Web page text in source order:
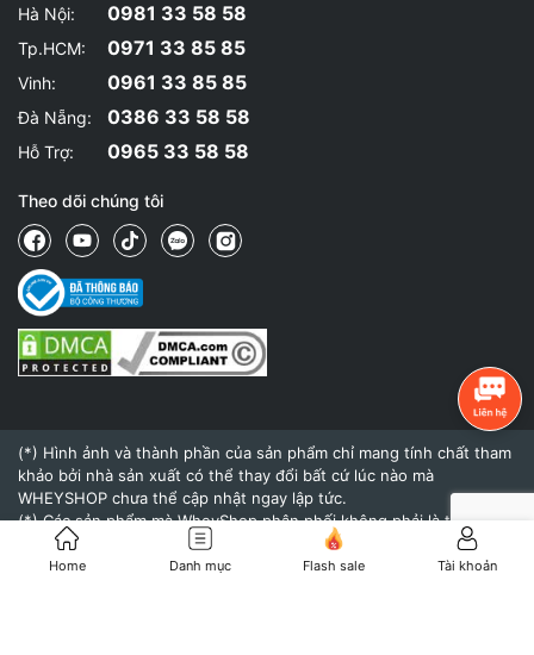
Hà Nội: 0981 33 58 58
Tp.HCM: 0971 33 85 85
Vinh: 0961 33 85 85
Đà Nẵng: 0386 33 58 58
Hỗ Trợ: 0965 33 58 58
Theo dõi chúng tôi
(*) Hình ảnh và thành phần của sản phẩm chỉ mang tính chất tham
khảo bởi nhà sản xuất có thể thay đổi bất cứ lúc nào mà
WHEYSHOP chưa thể cập nhật ngay lập tức.
(*) Các sản phẩm mà WheyShop phân phối không phải là thuốc và
không có tác dụng thay thế thuốc chữa bệnh.
(*) Hiệu quả của sản phẩm khi sử dụng còn tùy thuộc vào cơ địa,
Home Danh mục Flash sale Tài khoản